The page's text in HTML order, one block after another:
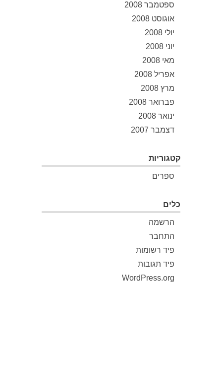
ספטמבר 2008
אוגוסט 2008
יולי 2008
יוני 2008
מאי 2008
אפריל 2008
מרץ 2008
פברואר 2008
ינואר 2008
דצמבר 2007
קטגוריות
ספרים
כלים
הרשמה
התחבר
פיד רשומות
פיד תגובות
WordPress.org